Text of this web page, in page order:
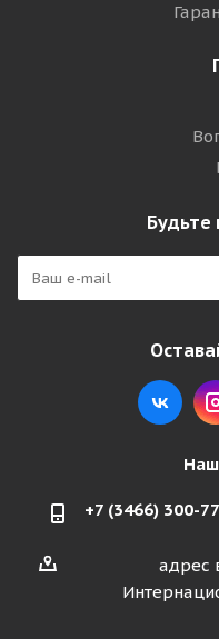
Будьте
+7 (3466) 300-
адрес